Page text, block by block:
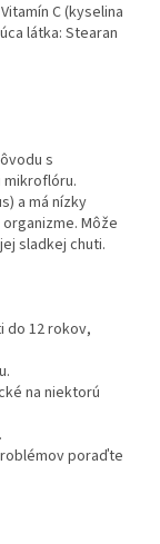
C(kyselina
látka: Stearan
s
a má nízky
Môže
sladkej chuti.
do 12 rokov,
na niektorú
poraďte